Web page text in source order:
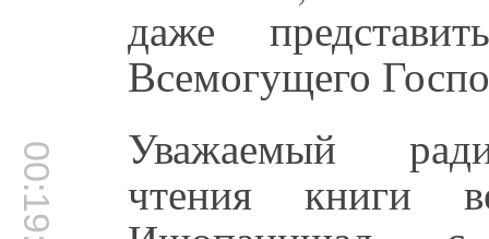
даже
Всемогущего
Уважаемый
чтения книги